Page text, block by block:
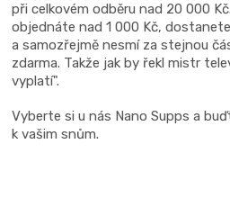
při celkovém odběru nad 20 000
objednáte nad 1 000 Kč,
a samozřejmě nesmí za stejnou
zdarma. Takže jak by řekl mistr
vyplatí".
Vyberte si u nás Nano Supps a
k vašim snům.